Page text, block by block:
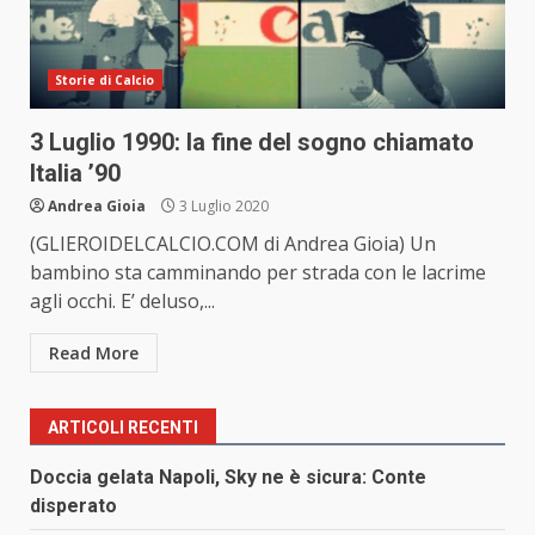
Storie di Calcio
3 Luglio 1990: la fine del sogno chiamato
Italia ’90
Andrea Gioia 3 Luglio 2020
(GLIEROIDELCALCIO.COM di Andrea Gioia) Un
bambino sta camminando per strada con le lacrime
agli occhi. E’ deluso,...
Read More
ARTICOLI RECENTI
Doccia gelata Napoli, Sky ne è sicura: Conte
disperato